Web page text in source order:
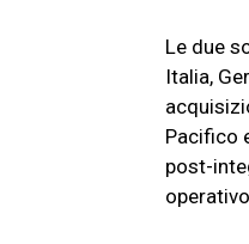
Le due
Italia,
Pacifico
post-